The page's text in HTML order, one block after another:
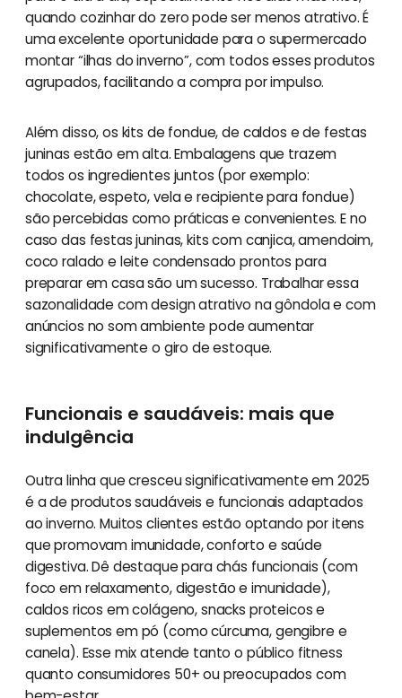
quando cozinhar do zero pode ser menos atrativo. É
uma excelente oportunidade para o supermercado
montar “ilhas do inverno”, com todos esses produtos
agrupados, facilitando a compra por impulso.
Além disso, os kits de fondue, de caldos e de festas
juninas estão em alta. Embalagens que trazem
todos os ingredientes juntos (por exemplo:
chocolate, espeto, vela e recipiente para fondue)
são percebidas como práticas e convenientes. E no
caso das festas juninas, kits com canjica, amendoim,
coco ralado e leite condensado prontos para
preparar em casa são um sucesso. Trabalhar essa
sazonalidade com design atrativo na gôndola e com
anúncios no som ambiente pode aumentar
significativamente o giro de estoque.
Funcionais e saudáveis: mais que
indulgência
Outra linha que cresceu significativamente em 2025
é a de produtos saudáveis e funcionais adaptados
ao inverno. Muitos clientes estão optando por itens
que promovam imunidade, conforto e saúde
digestiva. Dê destaque para chás funcionais (com
foco em relaxamento, digestão e imunidade),
caldos ricos em colágeno, snacks proteicos e
suplementos em pó (como cúrcuma, gengibre e
canela). Esse mix atende tanto o público fitness
quanto consumidores 50+ ou preocupados com